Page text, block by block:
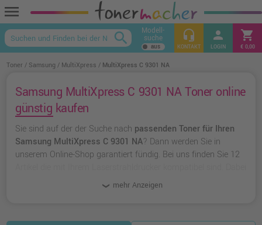
menu
keyboard_arrow_up
search Modell-
suche headset_mic
KONTAKT
person
LOGIN
shopping_cart
€ 0,00
Toner Samsung MultiXpress MultiXpress C 9301 NA
Samsung MultiXpress C 9301 NA Toner online
günstig kaufen
Sie sind auf der der Suche nach passenden Toner für Ihren
Samsung MultiXpress C 9301 NA? Dann werden Sie in
unserem Online-Shop garantiert fündig. Bei uns finden Sie 12
originalen Toner von Samsung
greifen.
mehr Anzeigen